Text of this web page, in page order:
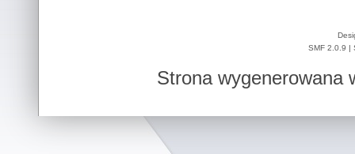
SMF 2.0.9 |
Strona wygenerowana